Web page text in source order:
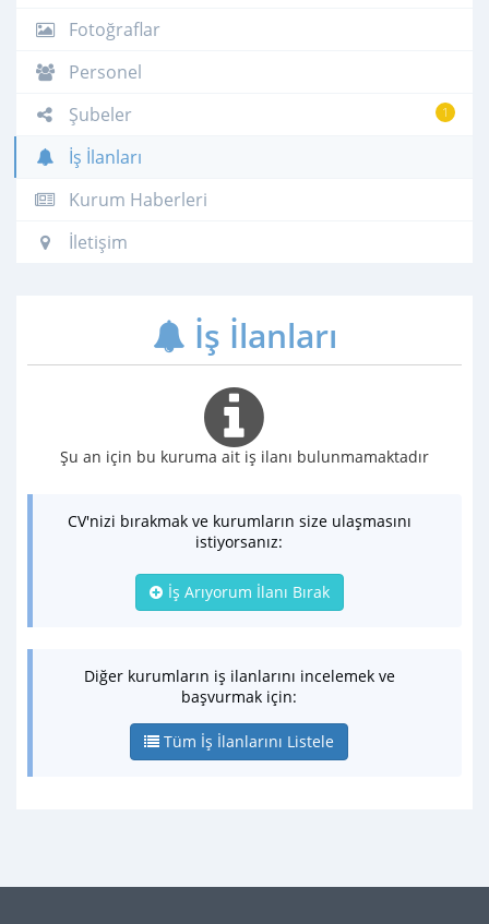
Fotoğraflar
Personel
1
Şubeler
İş İlanları
Kurum Haberleri
İletişim
İş İlanları
Şu an için bu kuruma ait iş ilanı bulunmamaktadır
CV'nizi bırakmak ve kurumların size ulaşmasını
istiyorsanız:
İş Arıyorum İlanı Bırak
Diğer kurumların iş ilanlarını incelemek ve
başvurmak için:
Tüm İş İlanlarını Listele